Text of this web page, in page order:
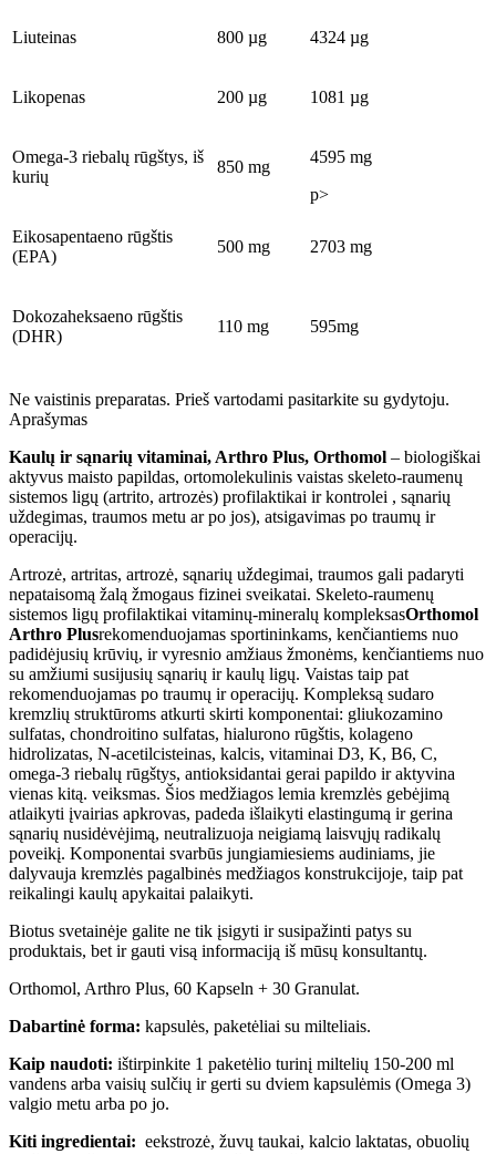
Liuteinas 800 µg 4324 µg
Likopenas 200 µg 1081 µg
Omega-3 riebalų rūgštys, iš
kurių
850 mg
4595 mg
p>
Eikosapentaeno rūgštis
(EPA)
500 mg 2703 mg
Dokozaheksaeno rūgštis
(DHR)
110 mg 595mg
Ne vaistinis preparatas. Prieš vartodami pasitarkite su gydytoju.
Aprašymas
Kaulų ir sąnarių vitaminai, Arthro Plus, Orthomol – biologiškai
aktyvus maisto papildas, ortomolekulinis vaistas skeleto-raumenų
sistemos ligų (artrito, artrozės) profilaktikai ir kontrolei , sąnarių
uždegimas, traumos metu ar po jos), atsigavimas po traumų ir
operacijų.
Artrozė, artritas, artrozė, sąnarių uždegimai, traumos gali padaryti
nepataisomą žalą žmogaus fizinei sveikatai. Skeleto-raumenų
sistemos ligų profilaktikai vitaminų-mineralų kompleksasOrthomol
Arthro Plusrekomenduojamas sportininkams, kenčiantiems nuo
padidėjusių krūvių, ir vyresnio amžiaus žmonėms, kenčiantiems nuo
su amžiumi susijusių sąnarių ir kaulų ligų. Vaistas taip pat
rekomenduojamas po traumų ir operacijų. Kompleksą sudaro
kremzlių struktūroms atkurti skirti komponentai: gliukozamino
sulfatas, chondroitino sulfatas, hialurono rūgštis, kolageno
hidrolizatas, N-acetilcisteinas, kalcis, vitaminai D3, K, B6, C,
omega-3 riebalų rūgštys, antioksidantai gerai papildo ir aktyvina
vienas kitą. veiksmas. Šios medžiagos lemia kremzlės gebėjimą
atlaikyti įvairias apkrovas, padeda išlaikyti elastingumą ir gerina
sąnarių nusidėvėjimą, neutralizuoja neigiamą laisvųjų radikalų
poveikį. Komponentai svarbūs jungiamiesiems audiniams, jie
dalyvauja kremzlės pagalbinės medžiagos konstrukcijoje, taip pat
reikalingi kaulų apykaitai palaikyti.
Biotus svetainėje galite ne tik įsigyti ir susipažinti patys su
produktais, bet ir gauti visą informaciją iš mūsų konsultantų.
Orthomol, Arthro Plus, 60 Kapseln + 30 Granulat.
Dabartinė forma: kapsulės, paketėliai su milteliais.
Kaip naudoti: ištirpinkite 1 paketėlio turinį miltelių 150-200 ml
vandens arba vaisių sulčių ir gerti su dviem kapsulėmis (Omega 3)
valgio metu arba po jo.
Kiti ingredientai: eekstrozė, žuvų taukai, kalcio laktatas, obuolių